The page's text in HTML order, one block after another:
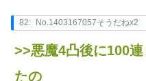
82: No.1403167057そうだねx2
>>悪魔4凸後に100
たの